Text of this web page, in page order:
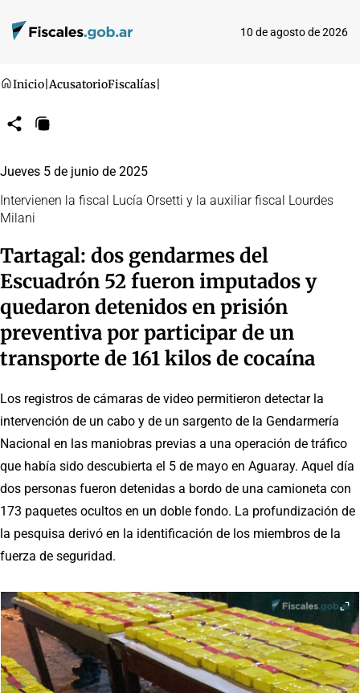
10 de agosto de 2026
Inicio AcusatorioFiscalías
CompartirCopiar
Jueves 5 de junio de 2025
Intervienen la fiscal Lucía Orsetti y la auxiliar fiscal Lourdes
Milani
Tartagal: dos gendarmes del
Escuadrón 52 fueron imputados y
quedaron detenidos en prisión
preventiva por participar de un
transporte de 161 kilos de cocaína
Los registros de cámaras de video permitieron detectar la
intervención de un cabo y de un sargento de la Gendarmería
Nacional en las maniobras previas a una operación de tráfico
que había sido descubierta el 5 de mayo en Aguaray. Aquel día
dos personas fueron detenidas a bordo de una camioneta con
173 paquetes ocultos en un doble fondo. La profundización de
la pesquisa derivó en la identificación de los miembros de la
fuerza de seguridad.